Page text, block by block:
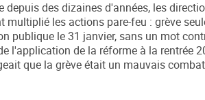
depuis des dizaines d'années, les
les actions pare-feu : grève
publique le 31 janvier, sans un mot
l'application de la réforme à la rentrée
que la grève était un mauvais